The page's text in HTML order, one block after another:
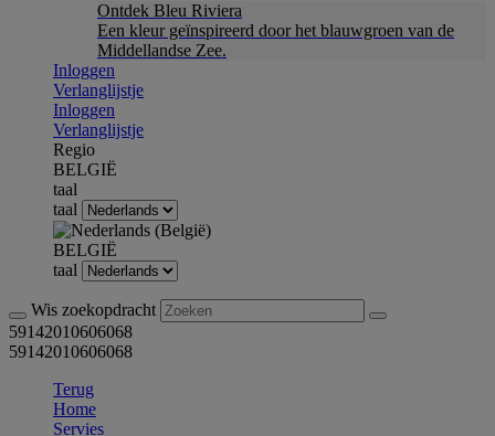
Ontdek Bleu Riviera
Een kleur geïnspireerd door het blauwgroen van de
Middellandse Zee.
Inloggen
Verlanglijstje
Inloggen
Verlanglijstje
Regio
BELGIË
taal
taal
BELGIË
taal
Wis zoekopdracht
59142010606068
59142010606068
Terug
Home
Servies